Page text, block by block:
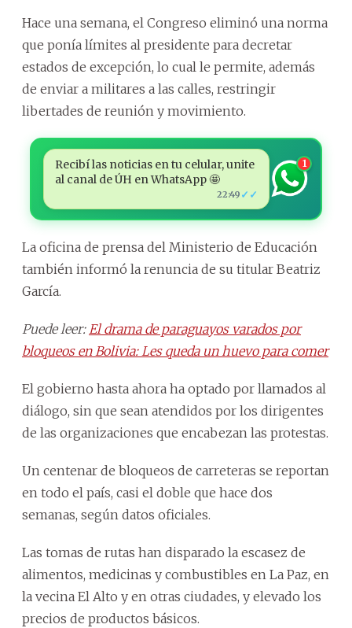
Hace una semana, el Congreso eliminó una norma
que ponía límites al presidente para decretar
estados de excepción, lo cual le permite, además
de enviar a militares a las calles, restringir
libertades de reunión y movimiento.
Recibí las noticias en tu celular, unite
al canal de ÚH en WhatsApp 🤩
22:49 ✓✓
1
La oficina de prensa del Ministerio de Educación
también informó la renuncia de su titular Beatriz
García.
Puede leer: El drama de paraguayos varados por
bloqueos en Bolivia: Les queda un huevo para comer
El gobierno hasta ahora ha optado por llamados al
diálogo, sin que sean atendidos por los dirigentes
de las organizaciones que encabezan las protestas.
Un centenar de bloqueos de carreteras se reportan
en todo el país, casi el doble que hace dos
semanas, según datos oficiales.
Las tomas de rutas han disparado la escasez de
alimentos, medicinas y combustibles en La Paz, en
la vecina El Alto y en otras ciudades, y elevado los
precios de productos básicos.